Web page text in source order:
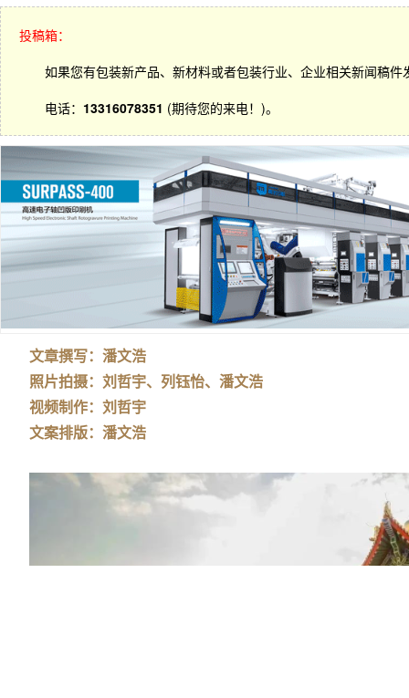
投稿箱：
如果您有包装新产品、新材料或者包装行业、企业相关新闻稿
电话： 13316078351 (期待您的来电！)。
文章撰写：潘文浩
照片拍摄：刘哲宇、列钰怡、潘文浩
视频制作：刘哲宇
文案排版：潘文浩